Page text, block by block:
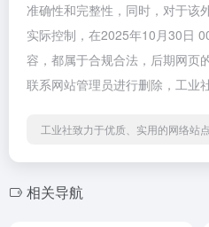
准确性和完整性，同时，对于该
实际控制，在2025年10月30日
容，都属于合规合法，后期网页
联系网站管理员进行删除，工业
工业社致力于优质、实用的网络站
相关导航